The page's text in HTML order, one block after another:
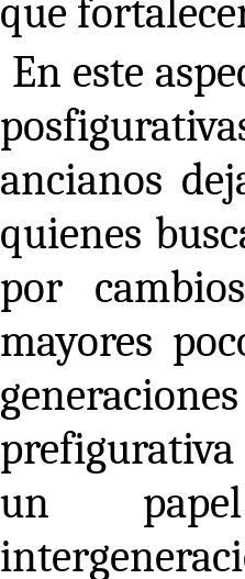
que
En este
ancianos
quienes
por
mayores
un papel